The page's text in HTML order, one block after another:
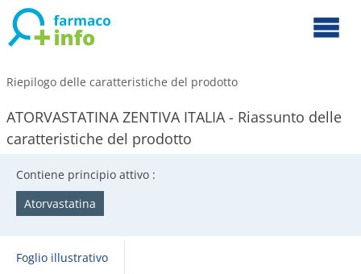
Riepilogo delle caratteristiche del prodotto
ATORVASTATINA ZENTIVA ITALIA - Riassunto delle
caratteristiche del prodotto
Contiene principio attivo :
Atorvastatina
Foglio illustrativo